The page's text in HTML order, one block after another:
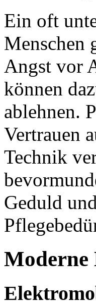
Ein oft
Menschen
Angst vor
können
ablehnen.
Vertrauen
Technik
Geduld
Moderne